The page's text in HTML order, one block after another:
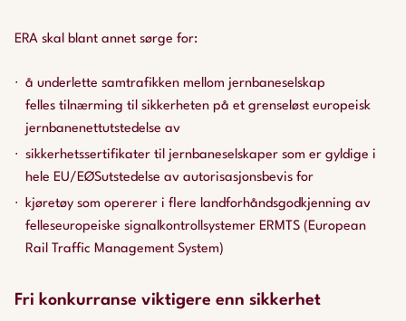
ERA skal blant annet sørge for:
å underlette samtrafikken mellom jernbaneselskap
felles tilnærming til sikkerheten på et grenseløst europeisk
jernbanenettutstedelse av
sikkerhetssertifikater til jernbaneselskaper som er gyldige i
hele EU/EØSutstedelse av autorisasjonsbevis for
kjøretøy som opererer i flere landforhåndsgodkjenning av
felleseuropeiske signalkontrollsystemer ERMTS (European
Rail Traffic Management System)
Fri konkurranse viktigere enn sikkerhet